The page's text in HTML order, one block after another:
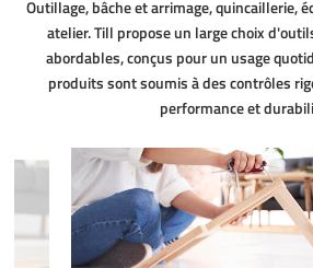
Outillage, bâche et arrimage, quincaillerie,
atelier. Till propose un large choix
abordables, conçus pour un usage
produits sont soumis à des contrôles
performance et